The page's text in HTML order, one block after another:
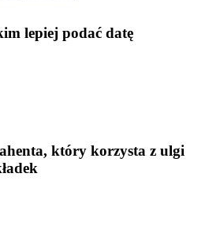
lepiej podać datę
który korzysta z ulgi